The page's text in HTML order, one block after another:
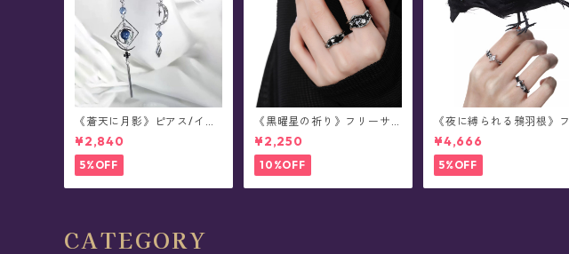
《蒼天に月影》ピアス/イヤ
リング
¥2,840
5%OFF
《黒曜星の祈り》フリーサ
イズ・リング(全2種)
¥2,250
10%OFF
《夜に縛られる鴉羽根》フ
リーサイズ・リング
¥4,666
5%OFF
CATEGORY